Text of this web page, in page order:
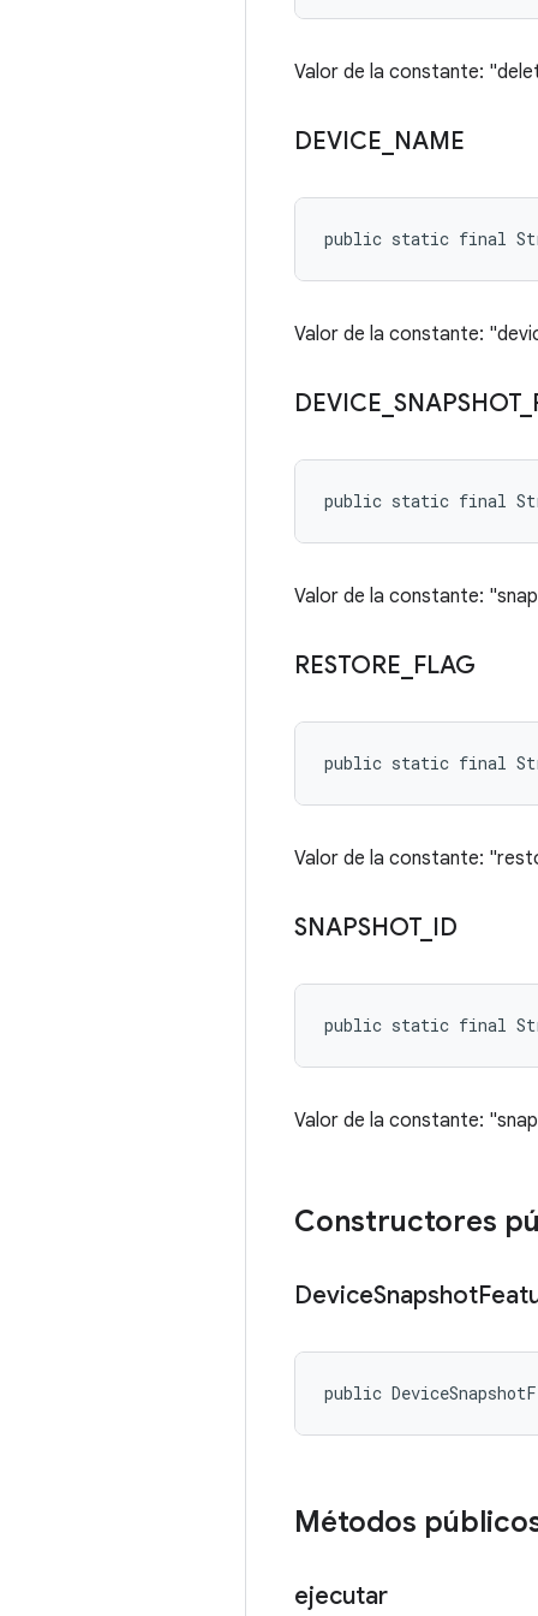
Valor de la constante:
DEVICE NAME
public static final
Valor de la constante:
DEVICE SNAPSHOT_
public static final String
Valor de la constante:
RESTORE FLAG
public static final
Valor de la constante:
SNAPSHOT_ ID
public static final
Valor de la constante:
Constructores
DeviceSnapshot
public
Métodos
ejecutar